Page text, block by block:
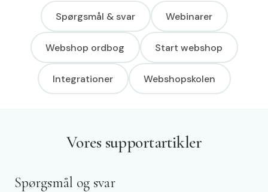
Spørgsmål & svar Webinarer
Webshop ordbog Start webshop
Integrationer Webshopskolen
Vores supportartikler
Spørgsmål og svar